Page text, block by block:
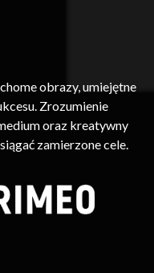
obrazy, umiejętne
Zrozumienie
oraz kreatywny
zamierzone cele.